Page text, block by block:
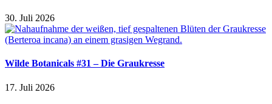
30. Juli 2026
Wilde Botanicals #31 – Die Graukresse
17. Juli 2026